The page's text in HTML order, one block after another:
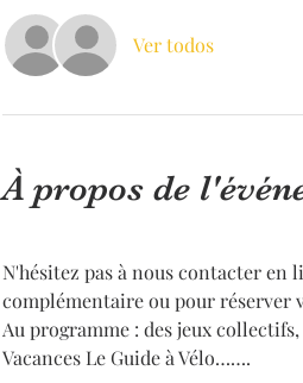
Ver todos
À propos de
N'hésitez pas à nous contacter en
complémentaire ou pour réserver
Au programme : des jeux
Vacances Le Guide à Vélo…….